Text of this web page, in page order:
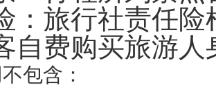
：旅行社责任
自费购买旅游人
包含：